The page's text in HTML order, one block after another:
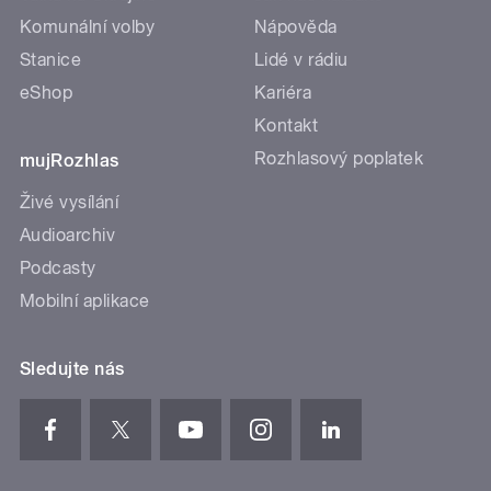
Komunální volby
Stanice
eShop
mujRozhlas
Živé vysílání
Audioarchiv
Podcasty
Mobilní aplikace
Nápověda
Lidé v rádiu
Kariéra
Kontakt
Rozhlasový poplatek
Sledujte nás